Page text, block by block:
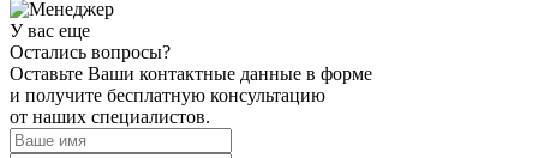
У вас еще
Остались вопросы?
Оставьте Ваши контактные данные в форме
и получите бесплатную консультацию
от наших специалистов.